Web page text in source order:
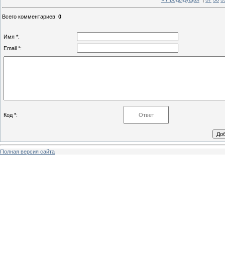
Всего комментариев: 0
Имя *:
Email *:
Код *:
Полная версия сайта